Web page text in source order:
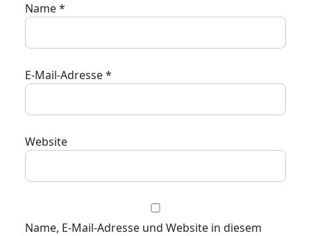
Name*
E-Mail-Adresse*
Website
Name, E-Mail-Adresse und Website in diesem